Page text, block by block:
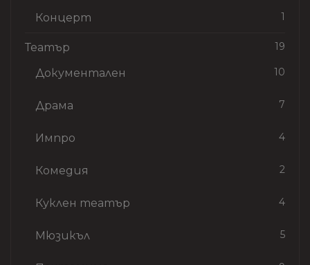
Концерт 1
Театър 19
Документален 10
Драма 7
Импро 4
Комедия 2
Куклен театър 4
Мюзикъл 5